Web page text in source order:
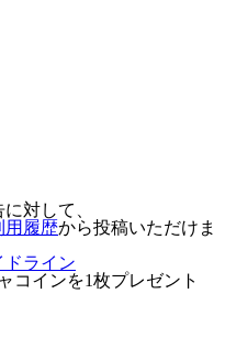
対して、
用履歴から投稿いただけま
ドライン
コインを1枚プレゼント